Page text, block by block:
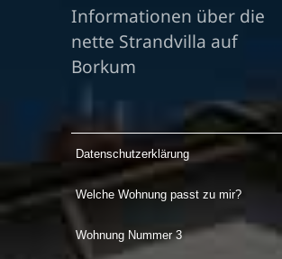
Informationen über die
nette Strandvilla auf
Borkum
Datenschutzerklärung
Welche Wohnung passt zu mir?
Wohnung Nummer 3